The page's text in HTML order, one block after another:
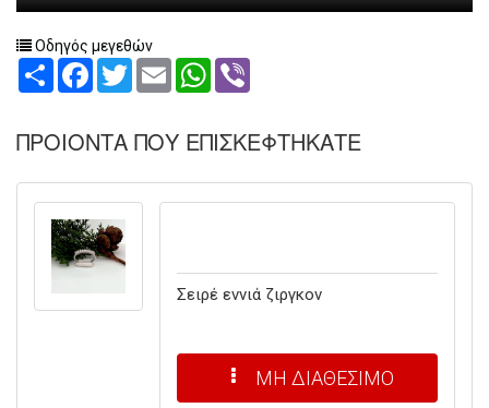
Οδηγός μεγεθών
Share FacebookTwitterEmail WhatsApp
ΠΡΟΙΟΝΤΑ ΠΟΥ ΕΠΙΣΚΕΦΤΗΚΑΤΕ
Σειρέ εννιά ζιργκον
ΜΗ ΔΙΑΘΕΣΙΜΟ